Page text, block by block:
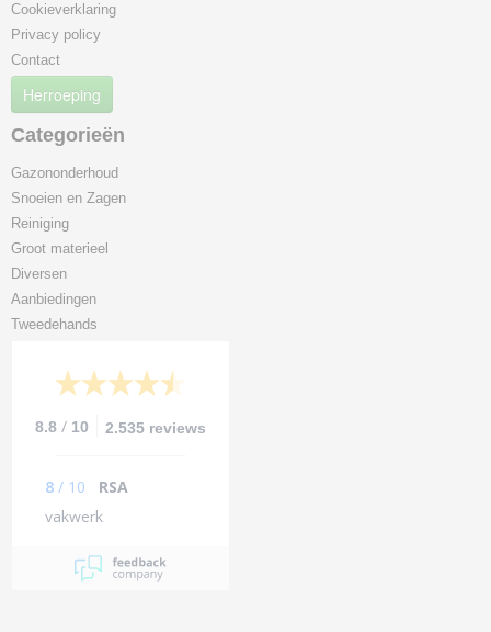
Cookieverklaring
Privacy policy
Contact
Herroeping
Categorieën
Gazononderhoud
Snoeien en Zagen
Reiniging
Groot materieel
Diversen
Aanbiedingen
Tweedehands
8.8 / 10 2.535 reviews
8 / 10
RSA
vakwerk